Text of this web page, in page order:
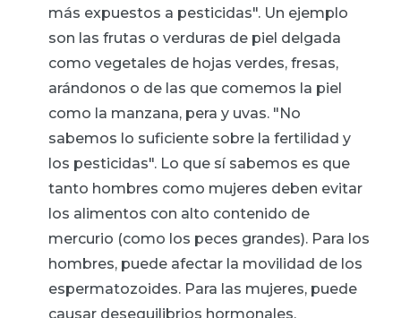
más expuestos a pesticidas". Un ejemplo
son las frutas o verduras de piel delgada
como vegetales de hojas verdes, fresas,
arándonos o de las que comemos la piel
como la manzana, pera y uvas. "No
sabemos lo suficiente sobre la fertilidad y
los pesticidas". Lo que sí sabemos es que
tanto hombres como mujeres deben evitar
los alimentos con alto contenido de
mercurio (como los peces grandes). Para los
hombres, puede afectar la movilidad de los
espermatozoides. Para las mujeres, puede
causar desequilibrios hormonales.